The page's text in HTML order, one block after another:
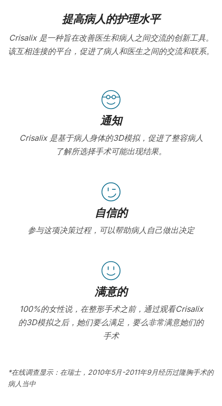
提高病人的护理水平
Crisalix 是一种旨在改善医生和病人之间交流的创新工具。
该互相连接的平台，促进了病人和医生之间的交流和联系。
通知
Crisalix 是基于病人身体的3D模拟，促进了整容病人
了解所选择手术可能出现结果。
自信的
参与这项决策过程，可以帮助病人自己做出决定
满意的
100%的女性说，在整形手术之前，通过观看Crisalix
的3D模拟之后，她们要么满足，要么非常满意她们的
手术
*在线调查显示：在瑞士，2010年5月-2011年9月经历过隆胸手术的
病人当中